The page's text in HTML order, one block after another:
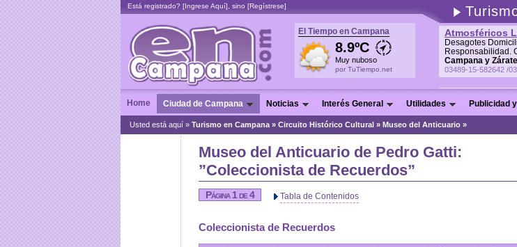
Está registrado? [Ingrese Aquí], sino [Regístrese]
Atmosféricos
Desagotes
Responsabilidad.
Campana y Zárate
03489-15-582642 /
El Tiempo en Campana
8.9ºC
Muy nuboso
por TuTiempo.net
Home Ciudad de Campana Noticias Interés General Utilidades Publicidad
Usted está aquí » Turismo en Campana » Circuito Histórico Cultural » Museo del Anticuario »
Museo del Anticuario de Pedro Gatti:
”Coleccionista de Recuerdos”
Página 1 de 4 Tabla de Contenidos
Coleccionista de Recuerdos